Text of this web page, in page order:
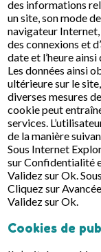
des informations
un site, son mode
navigateur Internet,
des connexions et
date et l’heure
Les données ainsi
ultérieure sur le
diverses mesures
cookie peut
services.
de la manière
Sous Internet
sur Confidentialité
Validez sur Ok.
Cliquez sur
Validez sur Ok.
Cookies de